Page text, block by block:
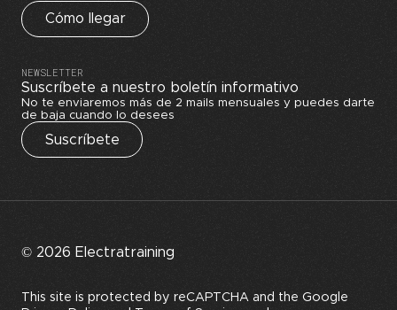
Cómo llegar
NEWSLETTER
Suscríbete a nuestro boletín informativo
No te enviaremos más de 2 mails mensuales y puedes darte
de baja cuando lo desees
Suscríbete
© 2026 Electratraining
This site is protected by reCAPTCHA and the Google